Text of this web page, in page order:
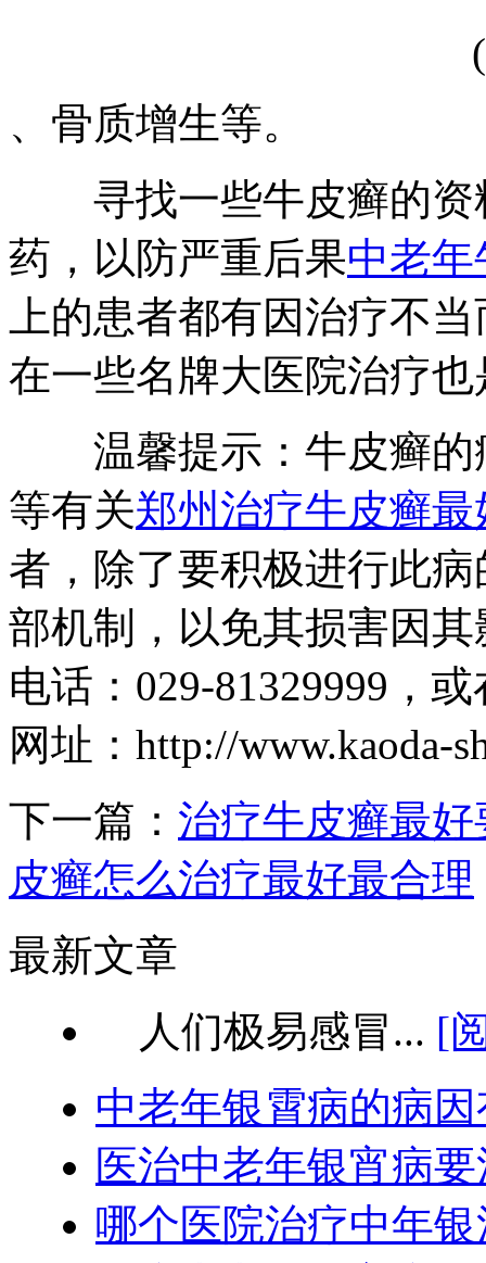
、骨质增生等。
寻找一些牛皮癣的资
药，以防严重后果中老
上的患者都有因治疗不
在一些名牌大医院治疗
温馨提示：牛皮癣的
等有关郑州治疗牛皮癣
者，除了要积极进行此
部机制，以免其损害因
电话：029-81329999，
网址：http://www.kaoda-
下一篇： 治疗牛皮癣最好
皮癣怎么治疗最好最合理
最新文章
人们极易感冒... [
中老年银霄病的病
医治中老年银宵病
哪个医院治疗中年